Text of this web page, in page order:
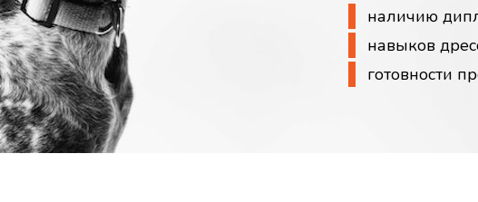
наличию
навыков
готовности